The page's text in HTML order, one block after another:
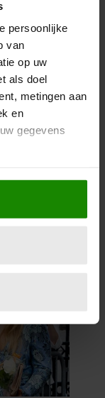
persoonlijke
van
op uw
als doel
metingen aan
en
gegevens
kan zijn
(fingerprinting)
te
te bieden
Ook delen we